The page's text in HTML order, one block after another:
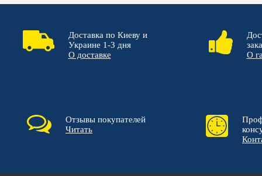
Доставка по Киеву и
Украине 1-3 дня
О доставке
О
Отзывы покупателей
Читать